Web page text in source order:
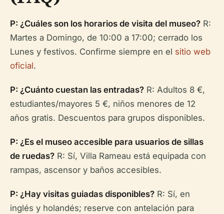
P: ¿Cuáles son los horarios de visita del museo? R:
Martes a Domingo, de 10:00 a 17:00; cerrado los
Lunes y festivos. Confirme siempre en el sitio web
oficial.
P: ¿Cuánto cuestan las entradas? R: Adultos 8 €,
estudiantes/mayores 5 €, niños menores de 12
años gratis. Descuentos para grupos disponibles.
P: ¿Es el museo accesible para usuarios de sillas
de ruedas? R: Sí, Villa Rameau está equipada con
rampas, ascensor y baños accesibles.
P: ¿Hay visitas guiadas disponibles? R: Sí, en
inglés y holandés; reserve con antelación para